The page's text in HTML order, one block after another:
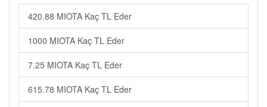
420.88 MIOTA Kaç TL Eder
1000 MIOTA Kaç TL Eder
7.25 MIOTA Kaç TL Eder
615.78 MIOTA Kaç TL Eder